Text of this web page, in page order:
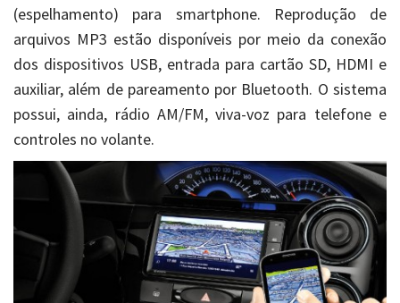
(espelhamento) para smartphone. Reprodução de
arquivos MP3 estão disponíveis por meio da conexão
dos dispositivos USB, entrada para cartão SD, HDMI e
auxiliar, além de pareamento por Bluetooth. O sistema
possui, ainda, rádio AM/FM, viva-voz para telefone e
controles no volante.